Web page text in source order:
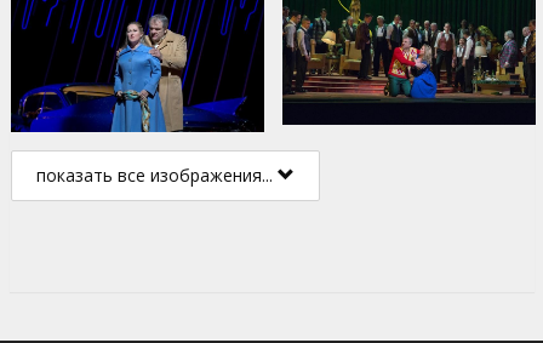
показать все изображения...